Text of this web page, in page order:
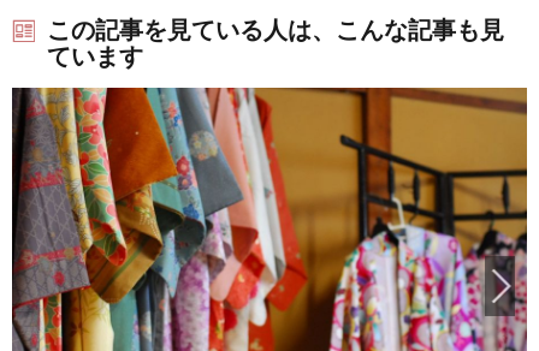
この記事を見ている人は、こんな記事も見
ています